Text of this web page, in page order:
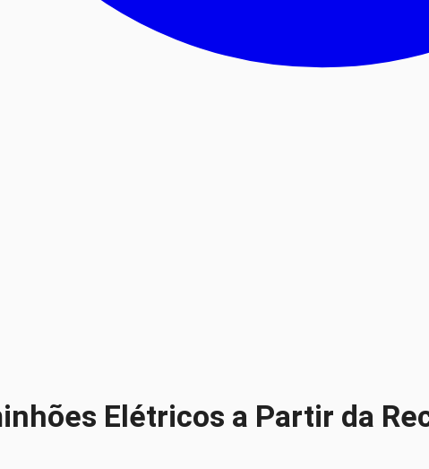
Elétricos a Partir da